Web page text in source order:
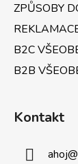
ZPŮSOBY
B2C
B2B
Kontakt
ahoj@